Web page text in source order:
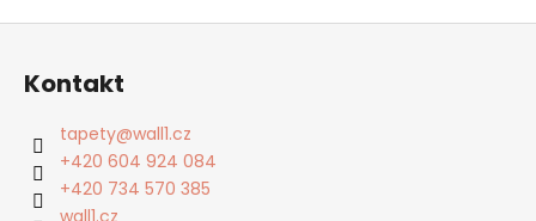
Z
Kontakt
tapety@wall1.cz
+420 604 924 084
+420 734 570 385
wall1.cz